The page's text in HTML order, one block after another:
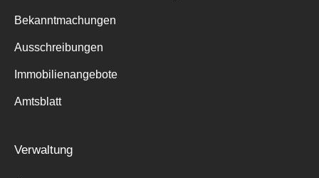
Bekanntmachungen
Ausschreibungen
Immobilienangebote
Amtsblatt
Verwaltung